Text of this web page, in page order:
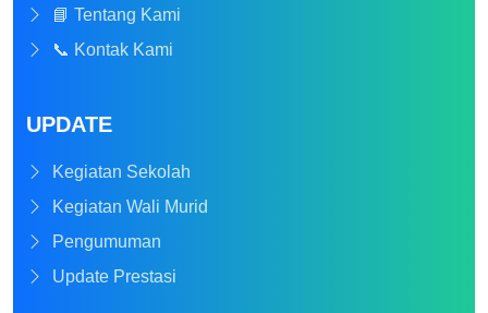
📘 Tentang Kami
📞 Kontak Kami
UPDATE
Kegiatan Sekolah
Kegiatan Wali Murid
Pengumuman
Update Prestasi